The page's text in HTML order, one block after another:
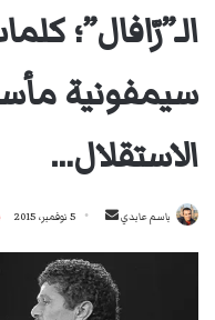
الـ”رّافال”؛
سيمفونية
الاستقلال…
باسم عابدي
أرسل
إلكترونيا
5 نوفمبر، 2015